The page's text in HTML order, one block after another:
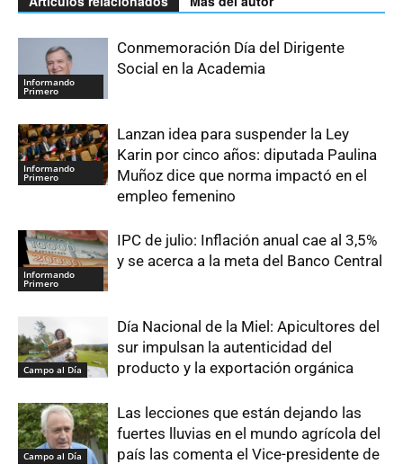
Informando
Primero
Conmemoración Día del Dirigente
Social en la Academia
Informando
Primero
Lanzan idea para suspender la Ley
Karin por cinco años: diputada Paulina
Muñoz dice que norma impactó en el
empleo femenino
Informando
Primero
IPC de julio: Inflación anual cae al 3,5%
y se acerca a la meta del Banco Central
Campo al Día
Día Nacional de la Miel: Apicultores del
sur impulsan la autenticidad del
producto y la exportación orgánica
Campo al Día
Las lecciones que están dejando las
fuertes lluvias en el mundo agrícola del
país las comenta el Vice-presidente de